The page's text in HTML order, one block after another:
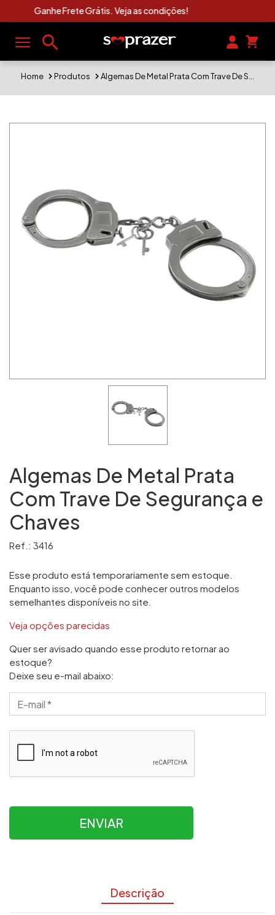
Clique Aqui e Veja As Novidades Sexshop
Home Produtos
Algemas De Metal Prata
Com Trave De Segurança e
Chaves
Ref.: 3416
Esse produto está temporariamente sem estoque.
Enquanto isso, você pode conhecer outros modelos
semelhantes disponíveis no site.
Veja opções parecidas
Quer ser avisado quando esse produto retornar ao
estoque?
Deixe seu e-mail abaixo:
ENVIAR
Descrição